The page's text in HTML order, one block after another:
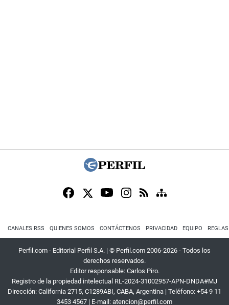
CANALES RSS QUIENES SOMOS CONTÁCTENOS PRIVACIDAD EQUIPO
Perfil.com - Editorial Perfil S.A. | © Perfil.com 2006-2026 - Todos los
derechos reservados.
Editor responsable: Carlos Piro.
Registro de la propiedad intelectual RL-2024-31002957-APN-DNDA#MJ
Dirección: California 2715, C1289ABI, CABA, Argentina | Teléfono: +54 9 11
3453 4567 | E-mail: atencion@perfil.com